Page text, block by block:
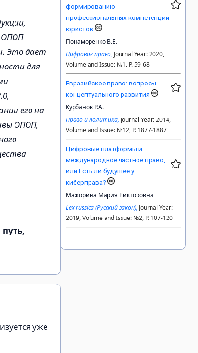
ОПОП
Это дает
для
его на
ОПОП,
уже
формированию
профессиональных компетенций
юристов
Понаморенко В.Е.
Цифровое право, Journal Year: 2020,
Volume and Issue: №1, P. 59-68
Евразийское право: вопросы
концептуального развития
Курбанов Р.А.
Право и политика, Journal Year: 2014,
Volume and Issue: №12, P. 1877-1887
Цифровые платформы и
международное частное право,
или Есть ли будущее у
киберправа?
Мажорина Мария Викторовна
Lex russica (Русский закон), Journal Year:
2019, Volume and Issue: №2, P. 107-120